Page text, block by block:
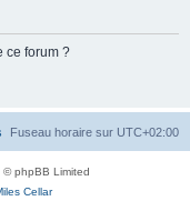
ce forum ?
Fuseau horaire sur UTC+02:00
© phpBB Limited
Cellar